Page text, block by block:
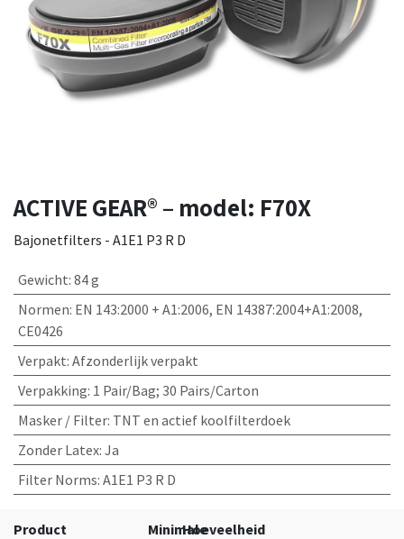
ACTIVE GEAR® – model: F70X
Bajonetfilters - A1E1 P3 R D
Gewicht: 84 g
Normen: EN 143:2000 + A1:2006, EN 14387:2004+A1:2008,
CE0426
Verpakt: Afzonderlijk verpakt
Verpakking: 1 Pair/Bag; 30 Pairs/Carton
Masker / Filter: TNT en actief koolfilterdoek
Zonder Latex: Ja
Filter Norms: A1E1 P3 R D
Product
MinimaleHoeveelheid